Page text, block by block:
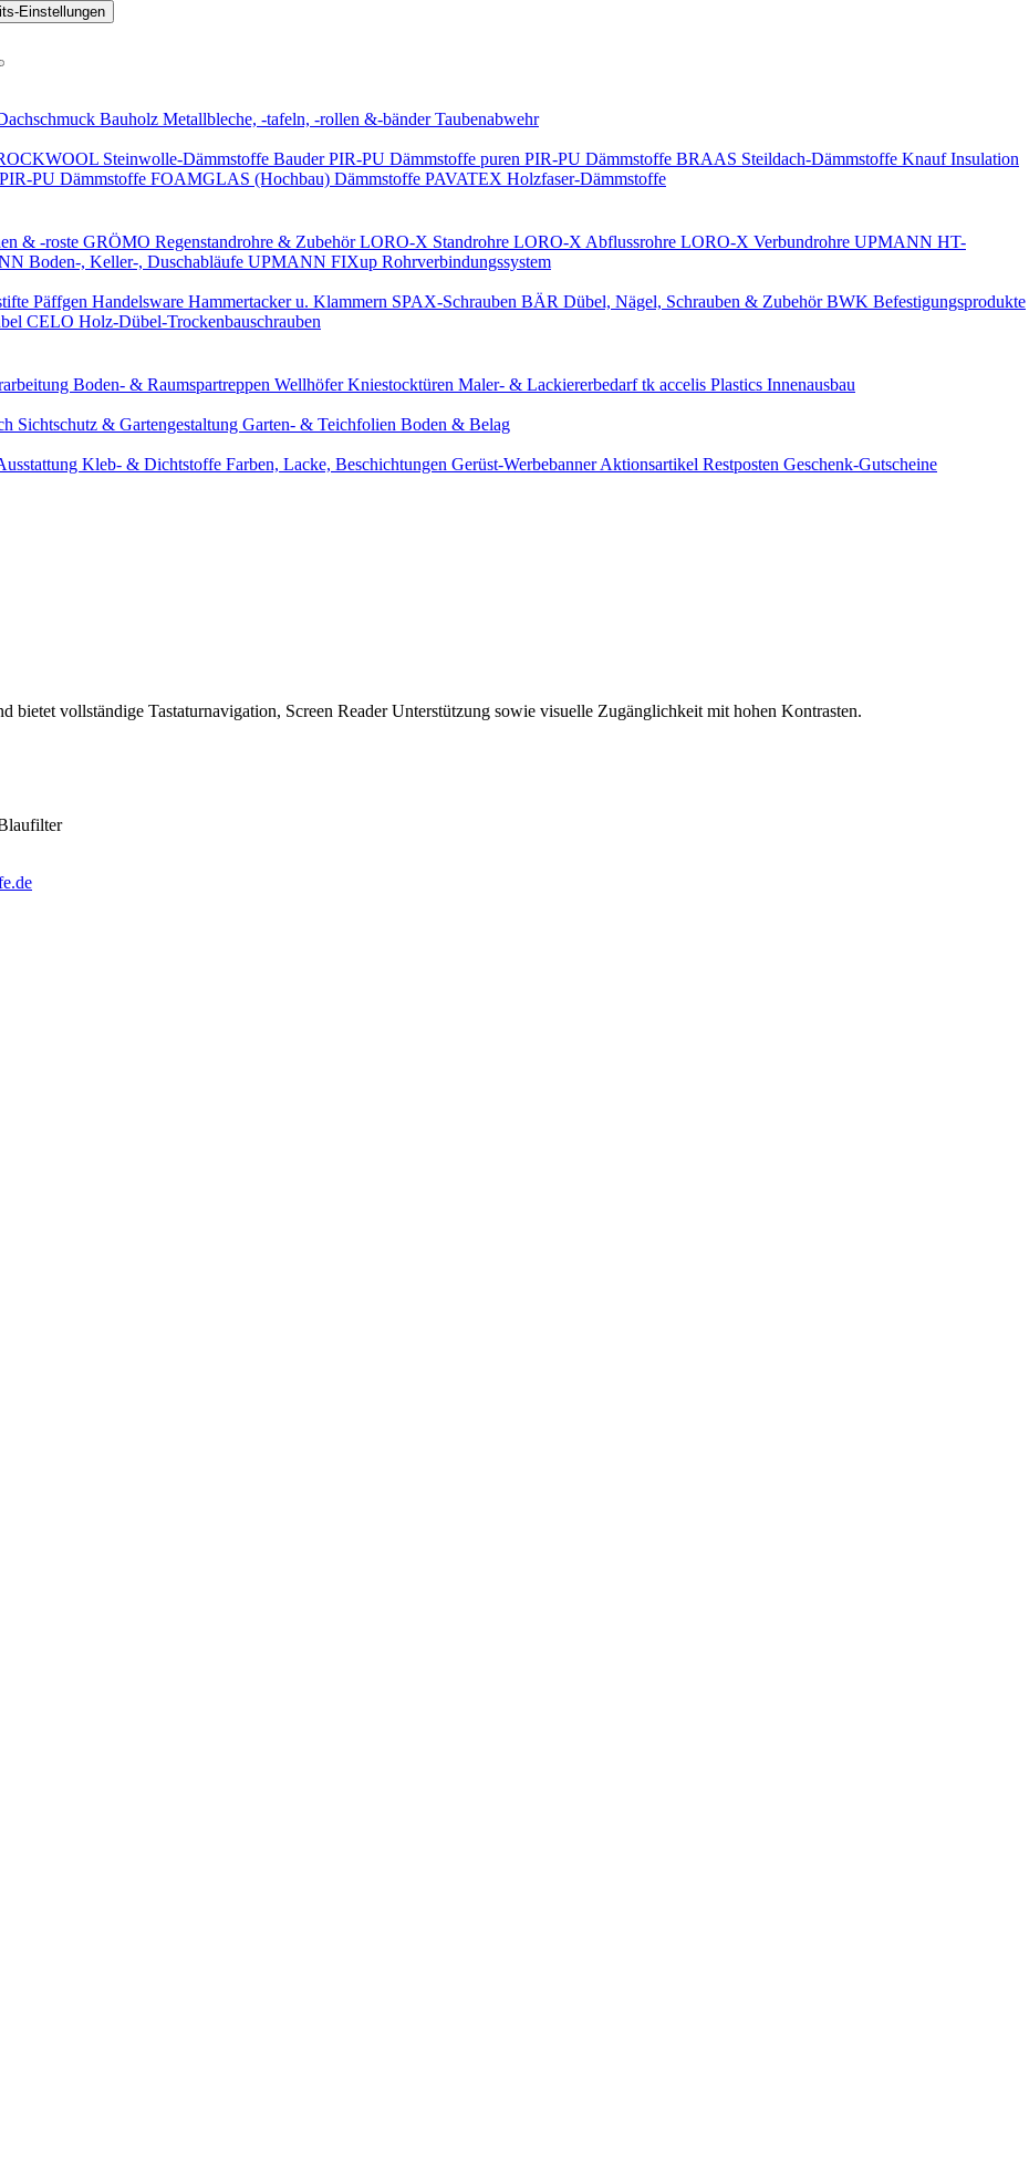
Einstellungen
Bauholz Metallbleche, -tafeln, -rollen &-bänderTaubenabwehr
Steinwolle-Dämmstoffe Bauder PIR-PU Dämmstoffe puren PIR-PU Dämmstoffe BRAAS Steildach-Dämmstoffe Knauf Insulation
PU Dämmstoffe FOAMGLAS (Hochbau) Dämmstoffe PAVATEX Holzfaser-Dämmstoffe
& -roste GRÖMO Regenstandrohre & ZubehörLORO-X Standrohre LORO-X Abflussrohre LORO-X Verbundrohre UPMANN HT-
Boden-, Keller-, Duschabläufe UPMANN FIXup Rohrverbindungssystem
Päffgen Handelsware Hammertacker u. Klammern SPAX-Schrauben BÄR Dübel, Nägel, Schrauben & ZubehörBWK Befestigungsprodukte
CELO Holz-Dübel-Trockenbauschrauben
Boden- & Raumspartreppen Wellhöfer Kniestocktüren Maler- & Lackiererbedarftk accelis Plastics Innenausbau
Sichtschutz & Gartengestaltung Garten- & Teichfolien Boden & Belag
Kleb- & Dichtstoffe Farben, Lacke, Beschichtungen Gerüst-WerbebannerAktionsartikel Restposten Geschenk-Gutscheine
bietet vollständige Tastaturnavigation, Screen Reader Unterstützung sowie visuelle Zugänglichkeit mit hohen Kontrasten.